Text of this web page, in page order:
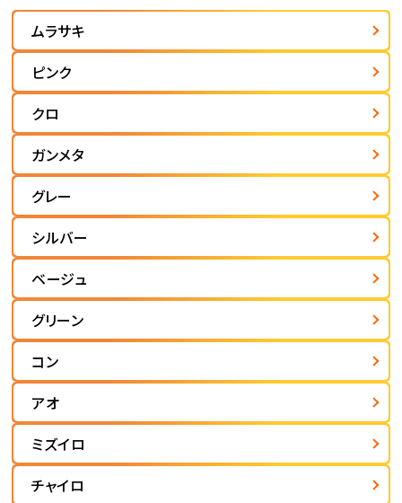
ムラサキ
ピンク
クロ
ガンメタ
グレー
シルバー
ベージュ
グリーン
コン
アオ
ミズイロ
チャイロ